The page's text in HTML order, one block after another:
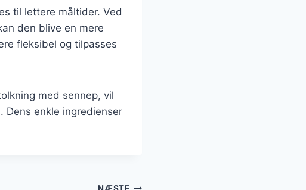
til lettere måltider. Ved
den blive en mere
fleksibel og tilpasses
med sennep, vil
enkle ingredienser